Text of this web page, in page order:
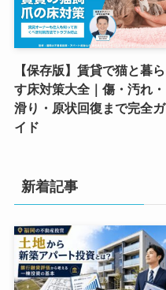
【保存版】賃貸で猫と暮ら
す床対策大全｜傷・汚れ・
滑り・原状回復まで完全ガ
イド
新着記事